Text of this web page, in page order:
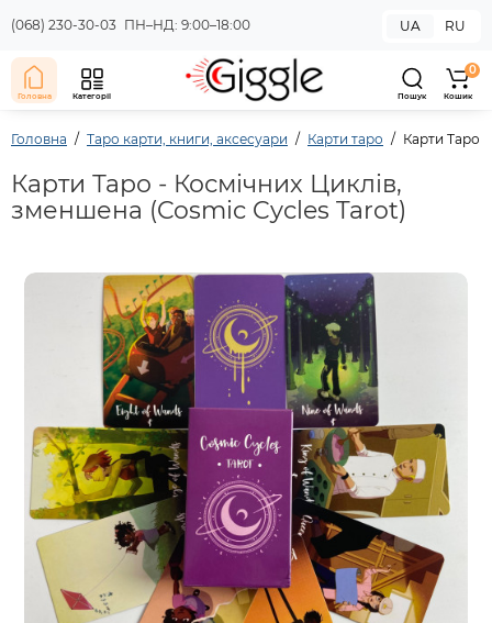
(068) 230-30-03 ПН–НД: 9:00–18:00 UA RU
Головна Категорії Пошук
0
Кошик
Головна Таро карти, книги, аксесуари Карти таро Карти Таро
Карти Таро - Космічних Циклів,
зменшена (Cosmic Cycles Tarot)